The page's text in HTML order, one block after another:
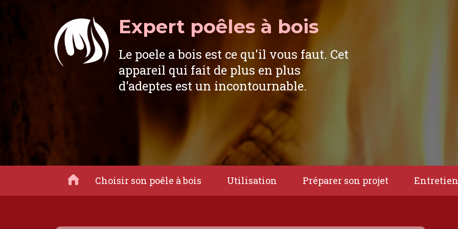
Choisir son poêle à bois Utilisation Préparer son projet Entretien
Expert poêles à bois
Le poele a bois est ce qu'il vous faut. Cet
appareil qui fait de plus en plus
d'adeptes est un incontournable.